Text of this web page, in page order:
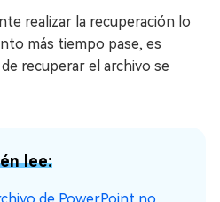
realizar la recuperación lo
más tiempo pase, es
recuperar el archivo se
lee:
de PowerPoint no